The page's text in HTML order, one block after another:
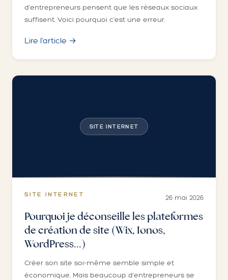
d'entrepreneurs pensent que les réseaux sociaux
suffisent. Voici pourquoi c'est une erreur.
Lire l'article →
SITE INTERNET
SITE INTERNET 26 mai 2026
Pourquoi je déconseille les plateformes
de création de site (Wix, Ionos,
WordPress...)
Créer son site soi-même semble simple et
économique. Mais beaucoup d'entrepreneurs se